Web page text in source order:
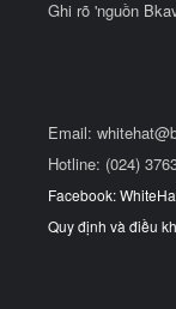
Ghi rõ 'nguồn
Email:
Hotline: (024)
Facebook:
Quy định và điều